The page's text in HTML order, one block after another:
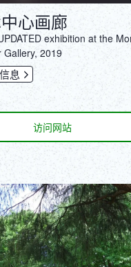
心画廊
exhibition at the
Gallery, 2019
息
访问网站